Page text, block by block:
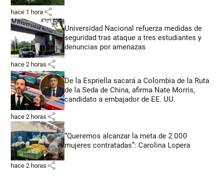
hace 1 hora share
Universidad Nacional refuerza medidas de
seguridad tras ataque a tres estudiantes y
denuncias por amenazas
hace 2 horas share
De la Espriella sacará a Colombia de la Ruta
de la Seda de China, afirma Nate Morris,
candidato a embajador de EE. UU.
hace 2 horas share
“Queremos alcanzar la meta de 2.000
mujeres contratadas”: Carolina Lopera
hace 2 horas share